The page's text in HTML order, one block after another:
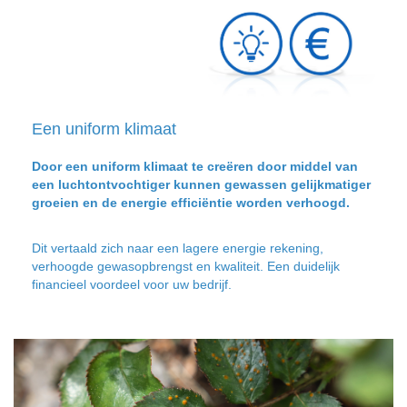
Een uniform klimaat
Door een uniform klimaat te creëren door middel van
een luchtontvochtiger kunnen gewassen gelijkmatiger
groeien en de energie efficiëntie worden verhoogd.
Dit vertaald zich naar een lagere energie rekening,
verhoogde gewasopbrengst en kwaliteit. Een duidelijk
financieel voordeel voor uw bedrijf.